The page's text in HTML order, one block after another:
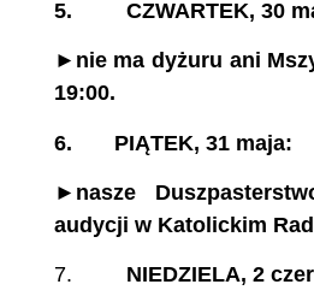
5. CZWARTEK, 30
►nie ma dyżuru ani
19:00.
6. PIĄTEK, 31 maja:
►nasze
audycji w Katolickim
7. NIEDZIELA, 2